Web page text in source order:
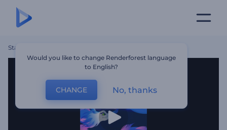
Startseite
Would you like to change Renderforest language
to English?
CHANGE No, thanks